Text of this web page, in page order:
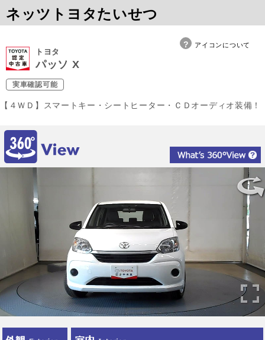
ネッツトヨタたいせつ
アイコンについて
トヨタ
パッソ X
実車確認可能
【４ＷＤ】スマートキー・シートヒーター・ＣＤオーディオ装備！